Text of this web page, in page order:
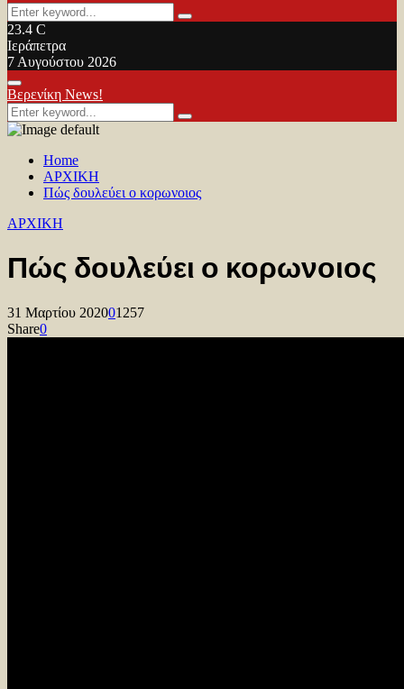
Search
for:
Search
23.4 C
Ιεράπετρα
7 Αυγούστου 2026
Facebook
Twitter
Youtube
Primary
Menu
Βερενίκη News!
Search
for:
Search
Home
ΑΡΧΙΚΗ
Πώς δουλεύει ο κορωνοιος
ΑΡΧΙΚΗ
Πώς δουλεύει ο κορωνοιος
31 Μαρτίου 202001257
Share0